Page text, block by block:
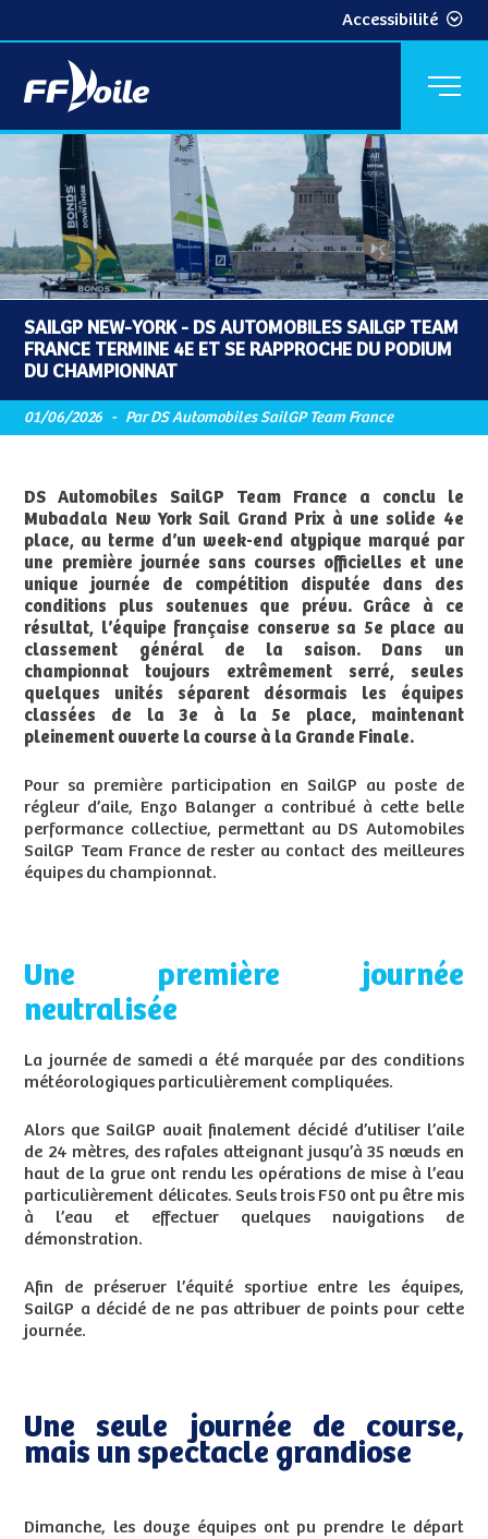
Accessibilité
SAILGP NEW-YORK - DS AUTOMOBILES SAILGP TEAM
FRANCE TERMINE 4E ET SE RAPPROCHE DU PODIUM
DU CHAMPIONNAT
01/06/2026 - Par DS Automobiles SailGP Team France
DS Automobiles SailGP Team France a conclu le
Mubadala New York Sail Grand Prix à une solide 4e
place, au terme d’un week-end atypique marqué par
une première journée sans courses officielles et une
unique journée de compétition disputée dans des
conditions plus soutenues que prévu. Grâce à ce
résultat, l’équipe française conserve sa 5e place au
classement général de la saison. Dans un
championnat toujours extrêmement serré, seules
quelques unités séparent désormais les équipes
classées de la 3e à la 5e place, maintenant
pleinement ouverte la course à la Grande Finale.
Pour sa première participation en SailGP au poste de
régleur d’aile, Enzo Balanger a contribué à cette belle
performance collective, permettant au DS Automobiles
SailGP Team France de rester au contact des meilleures
équipes du championnat.
Une première journée
neutralisée
La journée de samedi a été marquée par des conditions
météorologiques particulièrement compliquées.
Alors que SailGP avait finalement décidé d’utiliser l’aile
de 24 mètres, des rafales atteignant jusqu’à 35 nœuds en
haut de la grue ont rendu les opérations de mise à l’eau
particulièrement délicates. Seuls trois F50 ont pu être mis
à l’eau et effectuer quelques navigations de
démonstration.
Afin de préserver l’équité sportive entre les équipes,
SailGP a décidé de ne pas attribuer de points pour cette
journée.
Une seule journée de course,
mais un spectacle grandiose
Dimanche, les douze équipes ont pu prendre le départ